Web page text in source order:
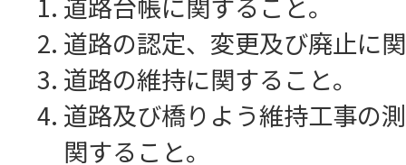
道路の認定、変更及び廃止に
道路の維持に関すること。
道路及び橋りよう維持工事の
関すること。